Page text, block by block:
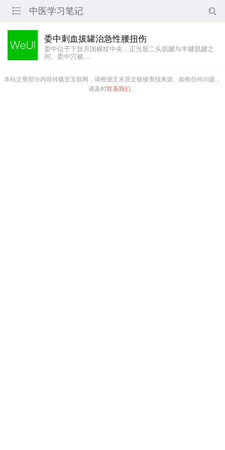
 中医学习笔记 
委中刺血拔罐治急性腰扭伤
委中位于下肢月国横纹中央，正当股二头肌腱与半腱肌腱之
间。委中穴被…
本站文章部分内容转载至互联网，请根据文末原文链接查找来源。如有任何问题，
请及时联系我们